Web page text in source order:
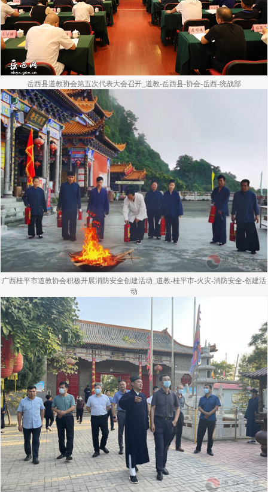
岳西县道教协会第五次代表大会召开_道教-岳西县-协会-岳西-统战部
广西桂平市道教协会积极开展消防安全创建活动_道教-桂平市-火灾-消防安全-创建活
动